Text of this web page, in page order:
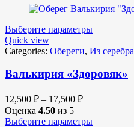
Выберите параметры
Quick view
Categories: Обереги, Из серебра
Валькирия «Здоровяк»
12,500 ₽ – 17,500 ₽
Оценка 4.50 из 5
Выберите параметры